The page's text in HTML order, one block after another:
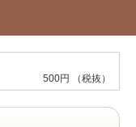
500円 （税抜）